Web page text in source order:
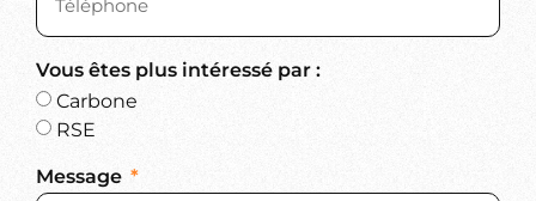
Vous êtes plus intéressé par :
Carbone
RSE
Message